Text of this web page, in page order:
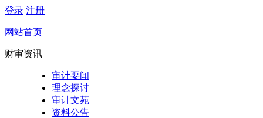
登录 注册
网站首页
财审资讯
审计要闻
理念探讨
审计文苑
资料公告